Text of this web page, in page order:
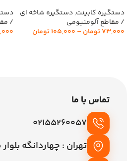
دستگیره کابینت,دستگیره شاخه ای
/ مقاطع آلومنیومی
73,000تومان–
105,000تومان
/
تماس با ما
02155260057
تهران : چهاردانگه بلوار